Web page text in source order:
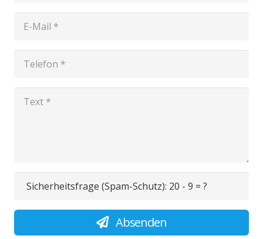
Sicherheitsfrage (Spam-Schutz): 20 - 9 = ?
Absenden